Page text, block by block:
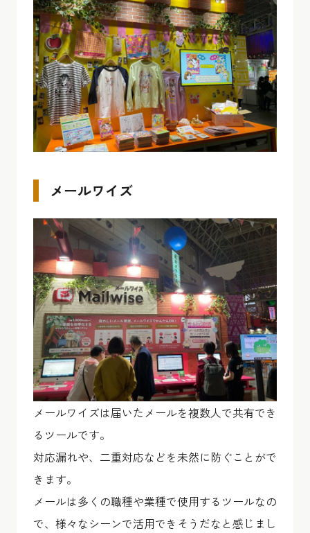
メールワイズ
メールワイズは届いたメールを複数人で共有でき
るツールです。
対応漏れや、二重対応などを未然に防ぐことがで
きます。
メールは多くの職種や業種で使用するツールなの
で、様々なシーンで活用できそうだなと感じまし